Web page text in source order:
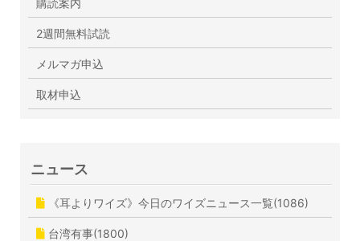
2週間無料試読
メルマガ申込
取材申込
ニュース
《耳よりワイズ》今日のワイズニュース一覧(1086)
台湾有事(1800)